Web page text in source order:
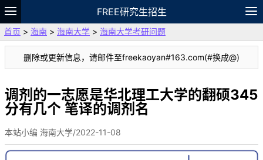
FREE研究生招生
题库
故事 专题 APP 笔记
VIP
资料
首页 > 海南 > 海南大学 > 海南大学考研问题
删除或更新信息，请邮件至freekaoyan#163.com(#换成@)
调剂的一志愿是华北理工大学的翻硕345
分有几个 笔译的调剂名
本站小编 海南大学/2022-11-08